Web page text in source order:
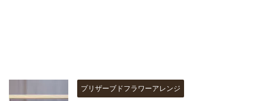
プリザーブドフラワーアレンジ